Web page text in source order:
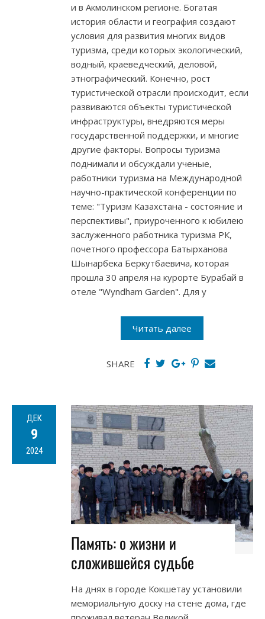
и в Акмолинском регионе. Богатая
история области и география создают
условия для развития многих видов
туризма, среди которых экологический,
водный, краеведческий, деловой,
этнографический. Конечно, рост
туристической отрасли происходит, если
развиваются объекты туристической
инфраструктуры, внедряются меры
государственной поддержки, и многие
другие факторы. Вопросы туризма
поднимали и обсуждали ученые,
работники туризма на Международной
научно-практической конференции по
теме: "Туризм Казахстана - состояние и
перспективы", приуроченного к юбилею
заслуженного работника туризма РК,
почетного профессора Батырханова
Шынарбека Беркутбаевича, которая
прошла 30 апреля на курорте Бурабай в
отеле "Wyndham Garden". Для у
Читать далее
SHARE
ДЕК
9
2024
Память: о жизни и
сложившейся судьбе
На днях в городе Кокшетау установили
мемориальную доску на стене дома, где